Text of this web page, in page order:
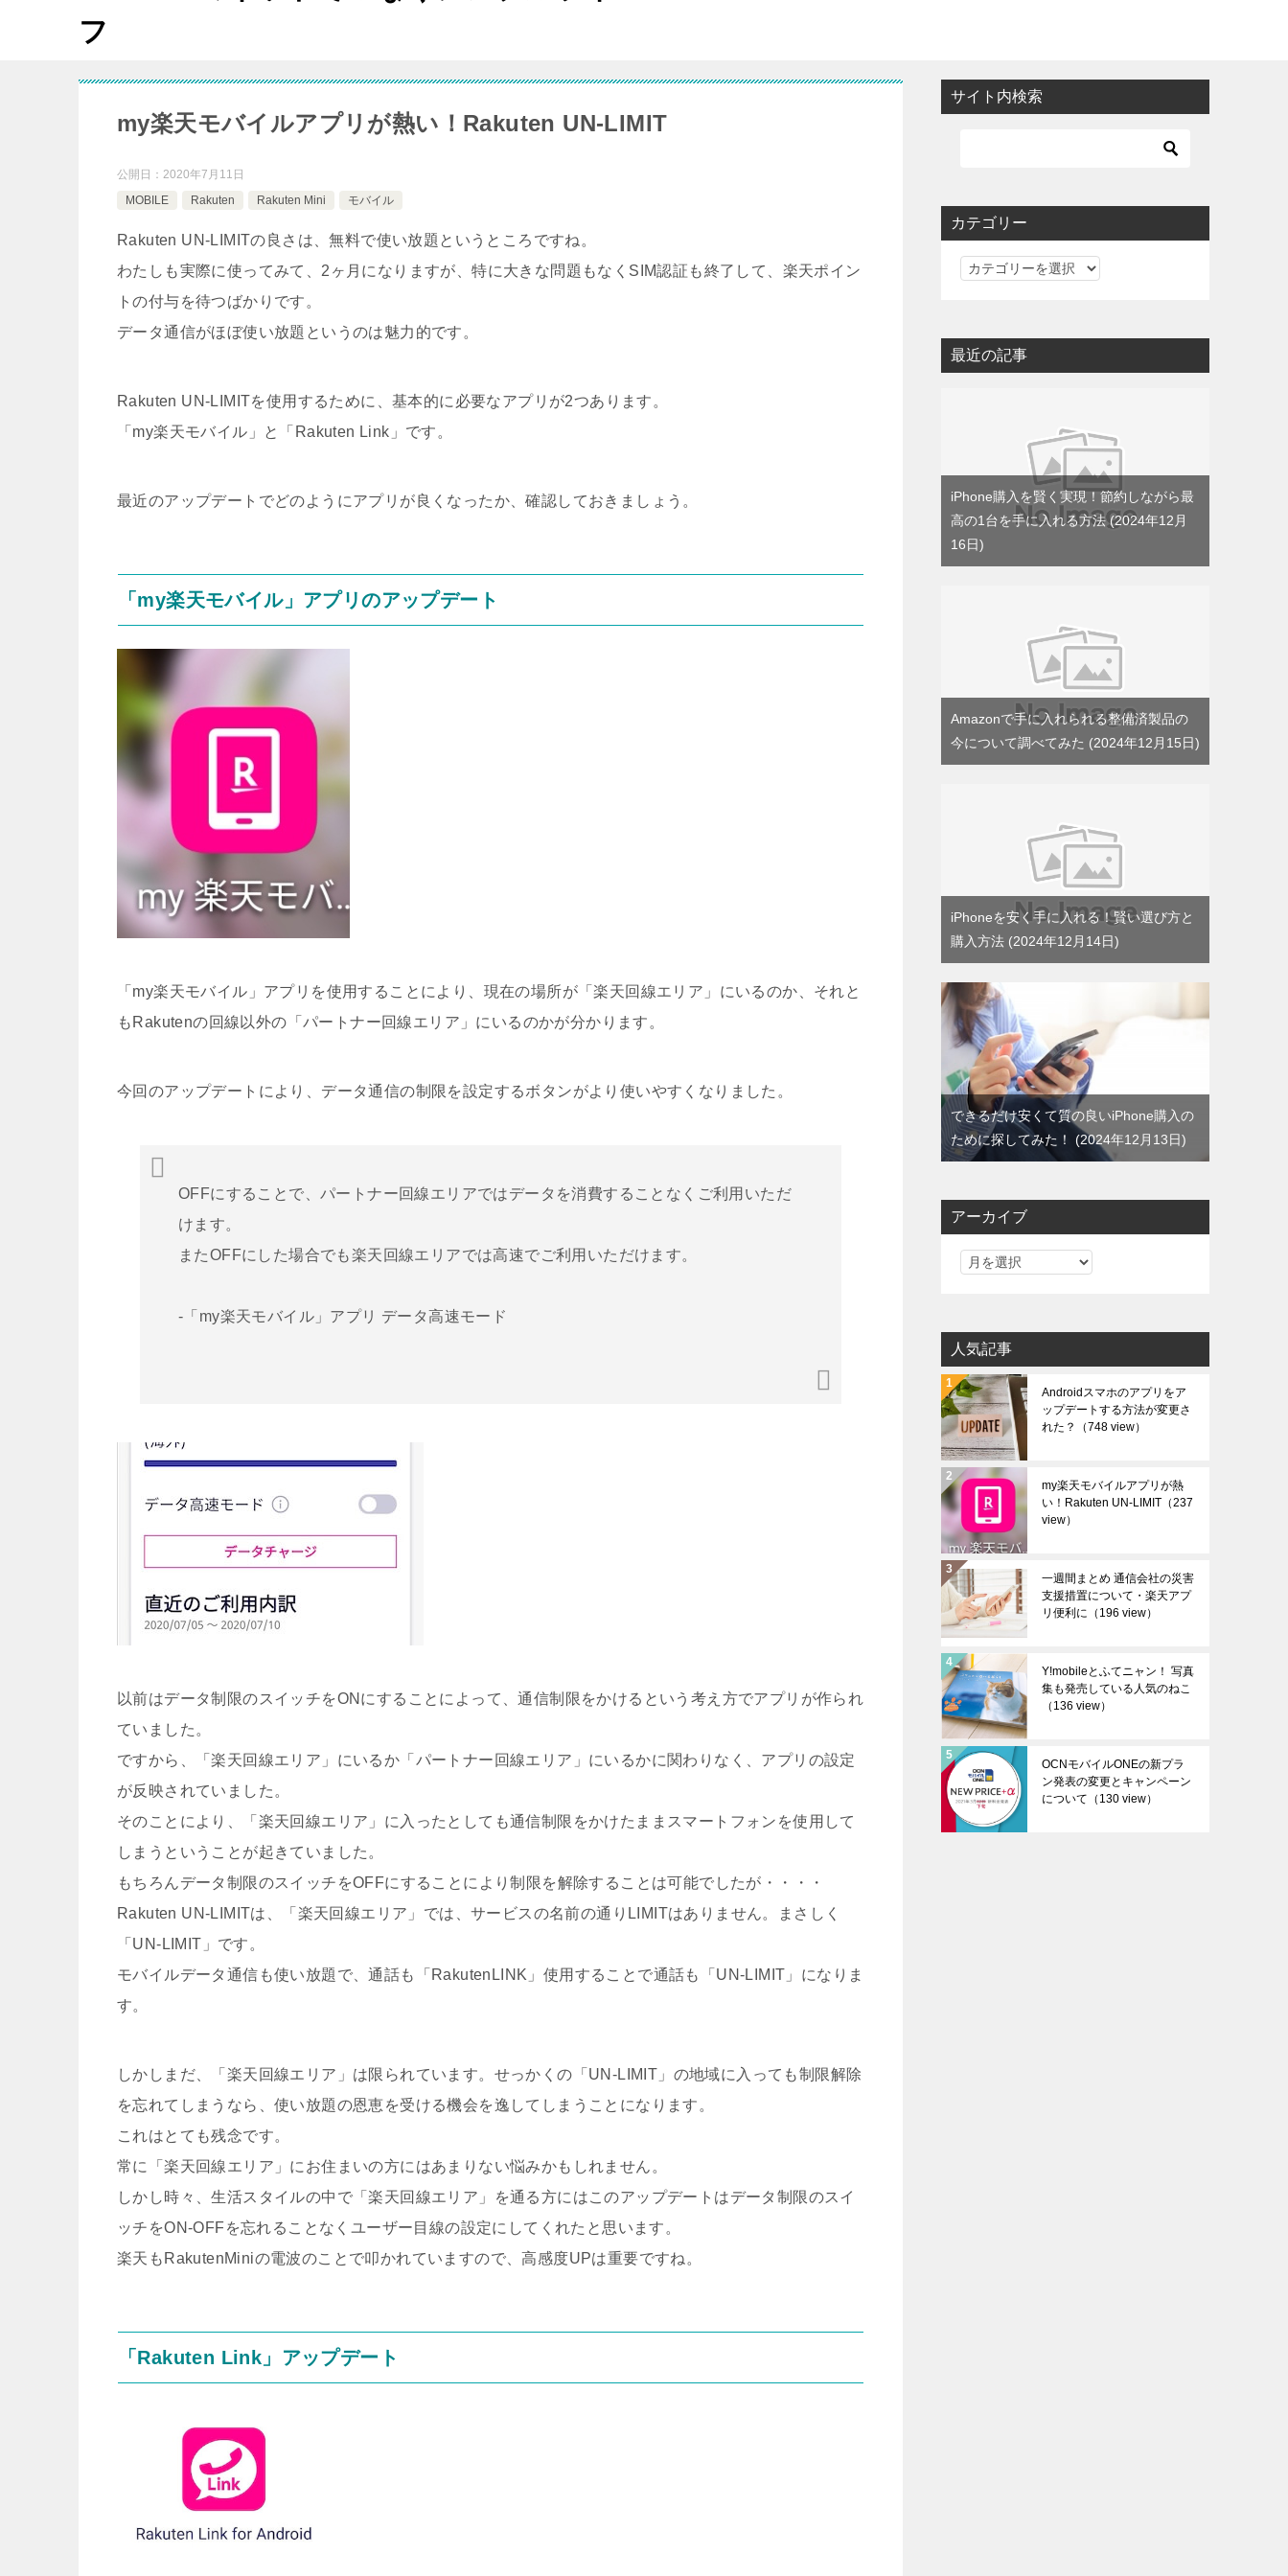
フ
my楽天モバイルアプリが熱い！Rakuten UN-LIMIT
公開日： 2020年7月11日
MOBILE
Rakuten Rakuten Mini モバイル
Rakuten UN-LIMITの良さは、無料で使い放題というところですね。
わたしも実際に使ってみて、2ヶ月になりますが、特に大きな問題もなくSIM認証も終了して、楽天ポイン
トの付与を待つばかりです。
データ通信がほぼ使い放題というのは魅力的です。
Rakuten UN-LIMITを使用するために、基本的に必要なアプリが2つあります。
「my楽天モバイル」と「Rakuten Link」です。
最近のアップデートでどのようにアプリが良くなったか、確認しておきましょう。
「my楽天モバイル」アプリのアップデート
「my楽天モバイル」アプリを使用することにより、現在の場所が「楽天回線エリア」にいるのか、それと
もRakutenの回線以外の「パートナー回線エリア」にいるのかが分かります。
今回のアップデートにより、データ通信の制限を設定するボタンがより使いやすくなりました。
OFFにすることで、パートナー回線エリアではデータを消費することなくご利用いただ
けます。
またOFFにした場合でも楽天回線エリアでは高速でご利用いただけます。
-「my楽天モバイル」アプリ データ高速モード
以前はデータ制限のスイッチをONにすることによって、通信制限をかけるという考え方でアプリが作られ
ていました。
ですから、「楽天回線エリア」にいるか「パートナー回線エリア」にいるかに関わりなく、アプリの設定
が反映されていました。
そのことにより、「楽天回線エリア」に入ったとしても通信制限をかけたままスマートフォンを使用して
しまうということが起きていました。
もちろんデータ制限のスイッチをOFFにすることにより制限を解除することは可能でしたが・・・・
Rakuten UN-LIMITは、「楽天回線エリア」では、サービスの名前の通りLIMITはありません。まさしく
「UN-LIMIT」です。
モバイルデータ通信も使い放題で、通話も「RakutenLINK」使用することで通話も「UN-LIMIT」になりま
す。
しかしまだ、「楽天回線エリア」は限られています。せっかくの「UN-LIMIT」の地域に入っても制限解除
を忘れてしまうなら、使い放題の恩恵を受ける機会を逸してしまうことになります。
これはとても残念です。
常に「楽天回線エリア」にお住まいの方にはあまりない悩みかもしれません。
しかし時々、生活スタイルの中で「楽天回線エリア」を通る方にはこのアップデートはデータ制限のスイ
ッチをON-OFFを忘れることなくユーザー目線の設定にしてくれたと思います。
楽天もRakutenMiniの電波のことで叩かれていますので、高感度UPは重要ですね。
「Rakuten Link」アップデート
サイト内検索
カテゴリー
カ
リ
ー
最近の記事
iPhone購入を賢く実現！節約しながら最
高の1台を手に入れる方法 2024年12月
16日
Amazonで手に入れられる整備済製品の
今について調べてみた
2024年12月15日
iPhoneを安く手に入れる！賢い選び方と
購入方法
2024年12月14日
できるだけ安くて質の良いiPhone購入の
ために探してみた！
2024年12月13日
アーカイブ
ア
イ
ブ
人気記事
Androidスマホのアプリをア
ップデートする方法が変更さ
れた？
（748 view）
my楽天モバイルアプリが熱
い！Rakuten UN-LIMIT （237
view）
一週間まとめ 通信会社の災害
支援措置について・楽天アプ
リ便利に （196 view）
Y!mobileとふてニャン！ 写真
集も発売している人気のねこ
（136 view）
OCNモバイルONEの新プラ
ン発表の変更とキャンペーン
について （130 view）